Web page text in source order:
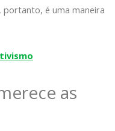
portanto, é uma maneira
as